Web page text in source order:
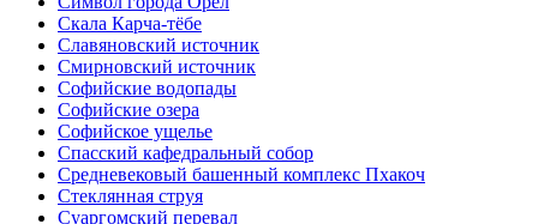
Скала Карча-тёбе
Славяновский источник
Смирновский источник
Софийские водопады
Софийские озера
Софийское ущелье
Спасский кафедральный собор
Средневековый башенный комплекс Пхакоч
Стеклянная струя
Суаргомский перевал